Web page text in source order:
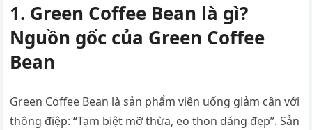
1. Green Coffee Bean là gì?
Nguồn gốc của Green Coffee
Bean
Green Coffee Bean là sản phẩm viên uống giảm cân với
thông điệp: “Tạm biệt mỡ thừa, eo thon dáng đẹp”. Sản